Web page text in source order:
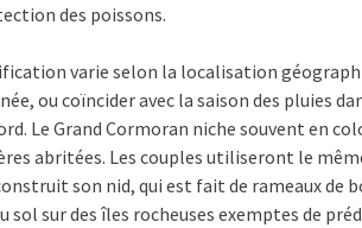
des poissons.
varie selon la localisation
ou coïncider avec la saison des pluies
Le Grand Cormoran niche souvent en
abritées. Les couples utiliseront le
son nid, qui est fait de rameaux de
sol sur des îles rocheuses exemptes de